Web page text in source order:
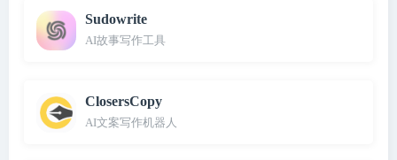
Sudowrite
AI故事写作工具
ClosersCopy
AI文案写作机器人